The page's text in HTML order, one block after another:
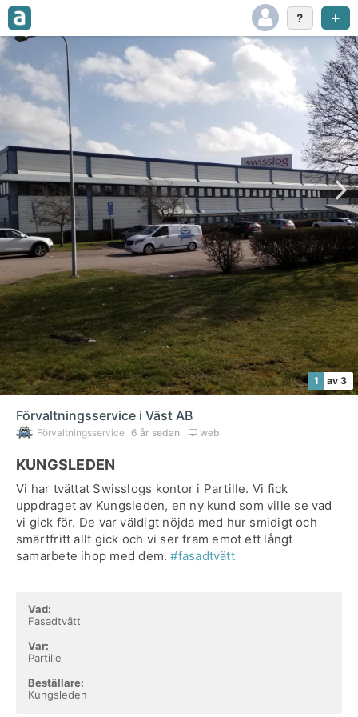
1 av 3
Förvaltningsservice i Väst AB
Förvaltningsservice 6 år sedan web
KUNGSLEDEN
Vi har tvättat Swisslogs kontor i Partille. Vi fick
uppdraget av Kungsleden, en ny kund som ville se vad
vi gick för. De var väldigt nöjda med hur smidigt och
smärtfritt allt gick och vi ser fram emot ett långt
samarbete ihop med dem.#fasadtvätt
Vad:
Fasadtvätt
Var:
Partille
Beställare:
Kungsleden